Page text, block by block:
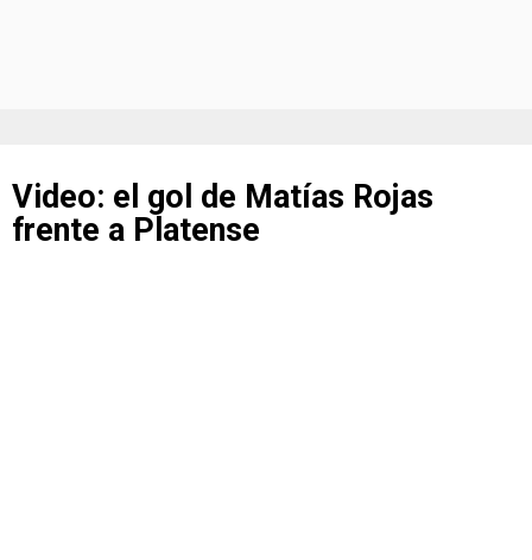
Video: el gol de Matías Rojas
frente a Platense